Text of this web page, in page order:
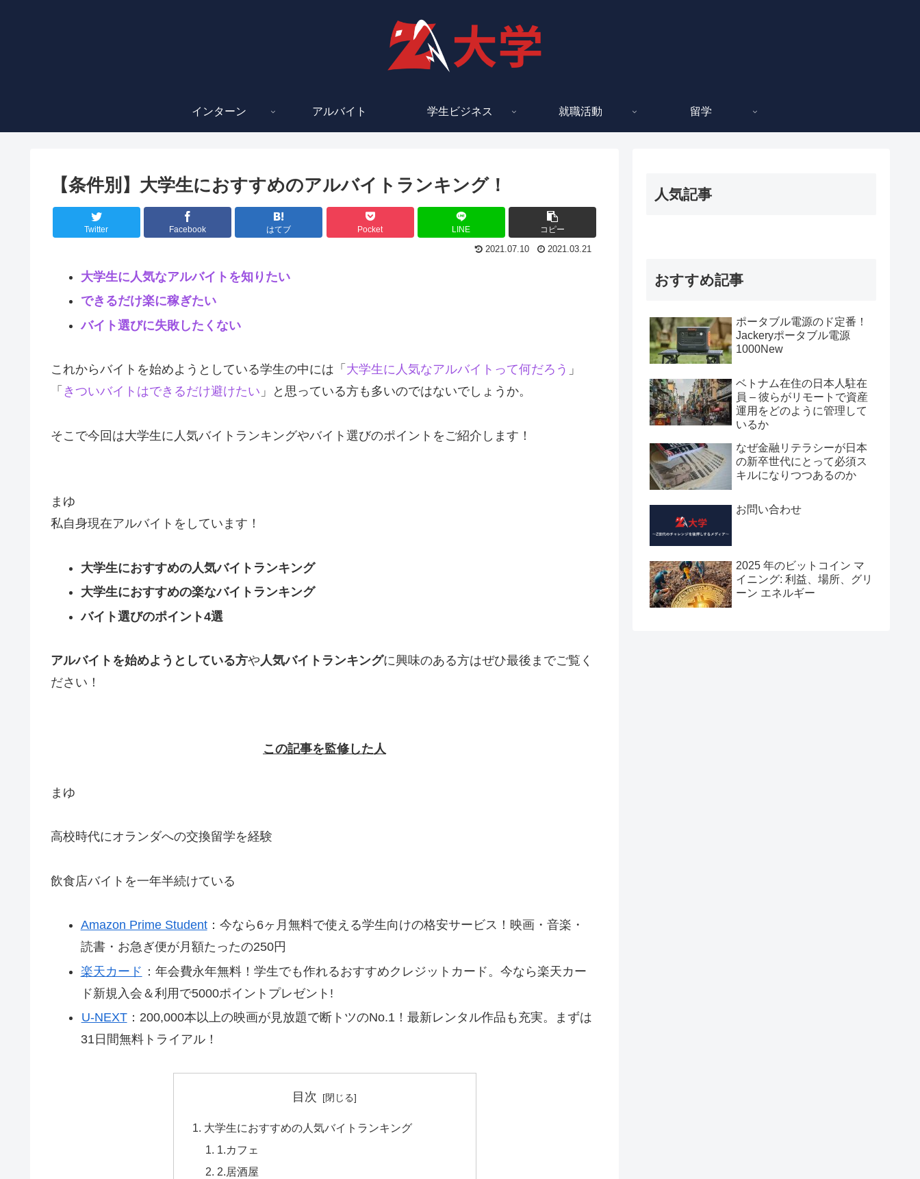
インターン アルバイト 学生ビジネス 就職活動 留学
【条件別】大学生におすすめのアルバイトランキング！
Twitter Facebook はてブ Pocket LINE コピー
2021.07.10 2021.03.21
大学生に人気なアルバイトを知りたい
できるだけ楽に稼ぎたい
バイト選びに失敗したくない
これからバイトを始めようとしている学生の中には「 大学生に人気なアルバイトって何だろう 」
「 きついバイトはできるだけ避けたい 」と思っている方も多いのではないでしょうか。
そこで今回は大学生に人気バイトランキングやバイト選びのポイントをご紹介します！
まゆ
私自身現在アルバイトをしています！
大学生におすすめの人気バイトランキング
大学生におすすめの楽なバイトランキング
バイト選びのポイント4選
アルバイトを始めようとしている方や人気バイトランキングに興味のある方はぜひ最後までご覧く
ださい！
この記事を監修した人
まゆ
高校時代にオランダへの交換留学を経験
飲食店バイトを一年半続けている
Amazon Prime Student：今なら6ヶ月無料で使える学生向けの格安サービス！ 映画・音楽・
読書・お急ぎ便が月額たったの250円
楽天カード ：年会費永年無料！学生でも作れるおすすめクレジットカード。 今なら楽天カー
ド新規入会＆利用で5000ポイントプレゼント!
U-NEXT：200,000本以上の映画が⾒放題で断トツのNo.1！最新レンタル作品も充実。
まずは
31日間無料トライアル！
目次
大学生におすすめの人気バイトランキング
1.カフェ
2.居酒屋
人気記事
おすすめ記事
ポータブル電源のド定番！
Jackeryポータブル電源
1000New
ベトナム在住の日本人駐在
員 – 彼らがリモートで資産
運用をどのように管理して
いるか
なぜ金融リテラシーが日本
の新卒世代にとって必須ス
キルになりつつあるのか
お問い合わせ
2025 年のビットコイン マ
イニング: 利益、場所、グリ
ーン エネルギー